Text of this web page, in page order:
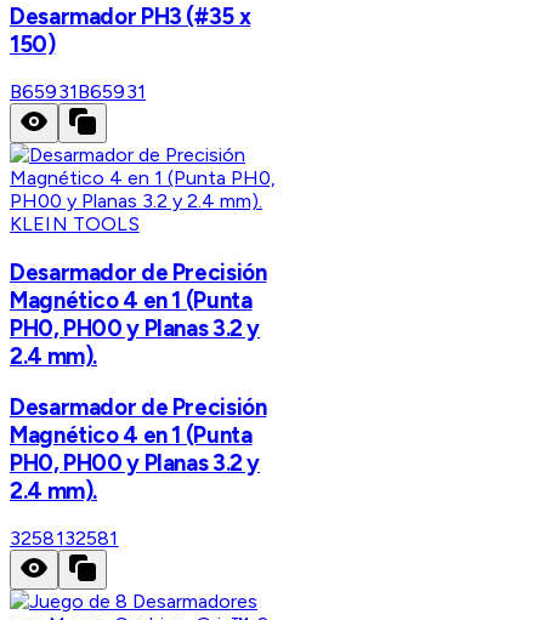
Desarmador PH3 (#35 x
150)
B65931B65931
KLEIN TOOLS
Desarmador de Precisión
Magnético 4 en 1 (Punta
PH0, PH00 y Planas 3.2 y
2.4 mm).
Desarmador de Precisión
Magnético 4 en 1 (Punta
PH0, PH00 y Planas 3.2 y
2.4 mm).
3258132581